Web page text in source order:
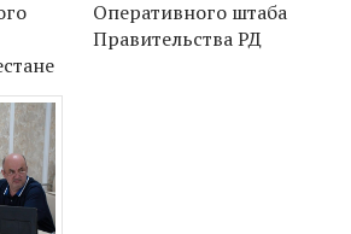
Оперативного штаба
Правительства РД